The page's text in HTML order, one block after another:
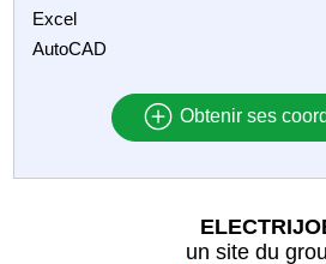
Excel
AutoCAD
Obtenir ses
un site du